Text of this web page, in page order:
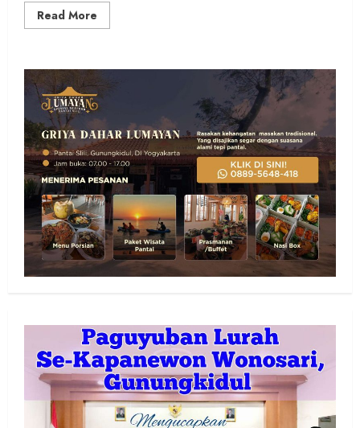
Read More
more
Bagi
Wisatawan,
Kapolda
DIY
Cek
Pos
Pengamanan
di
Pantai
Parangtritis